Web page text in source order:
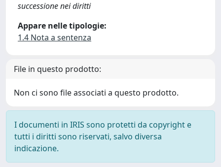
successione nei diritti
Appare nelle tipologie:
1.4 Nota a sentenza
File in questo prodotto:
Non ci sono file associati a questo prodotto.
I documenti in IRIS sono protetti da copyright e
tutti i diritti sono riservati, salvo diversa
indicazione.